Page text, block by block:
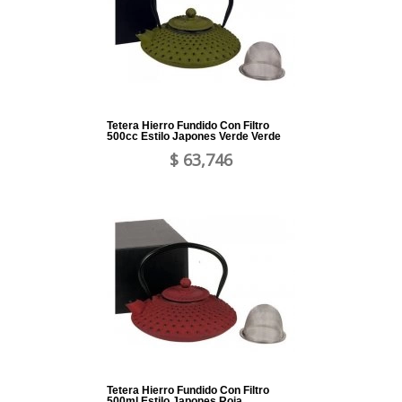
Tetera Hierro Fundido Con Filtro
500cc Estilo Japones Verde Verde
$ 63,746
Tetera Hierro Fundido Con Filtro